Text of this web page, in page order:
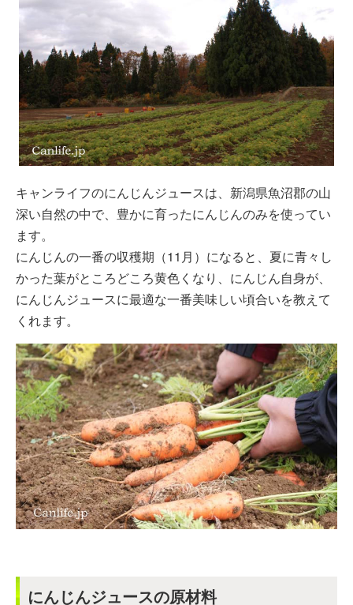
キャンライフのにんじんジュースは、新潟県魚沼郡の山
深い自然の中で、豊かに育ったにんじんのみを使ってい
ます。
にんじんの一番の収穫期（11月）になると、夏に青々し
かった葉がところどころ黄色くなり、にんじん自身が、
にんじんジュースに最適な一番美味しい頃合いを教えて
くれます。
にんじんジュースの原材料